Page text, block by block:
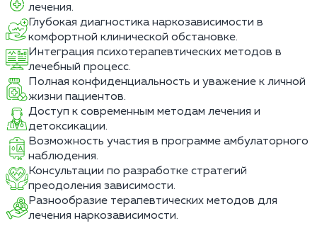
лечения.
Глубокая диагностика наркозависимости в
комфортной клинической обстановке.
Интеграция психотерапевтических методов в
лечебный процесс.
Полная конфиденциальность и уважение к личной
жизни пациентов.
Доступ к современным методам лечения и
детоксикации.
Возможность участия в программе амбулаторного
наблюдения.
Консультации по разработке стратегий
преодоления зависимости.
Разнообразие терапевтических методов для
лечения наркозависимости.